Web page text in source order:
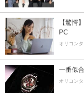
【驚愕
PC
オリコン
一番似
オリコン